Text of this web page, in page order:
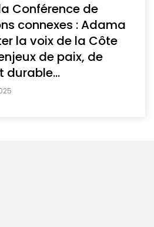
Conférence de
connexes : Adama
la voix de la Côte
de paix, de
durable…